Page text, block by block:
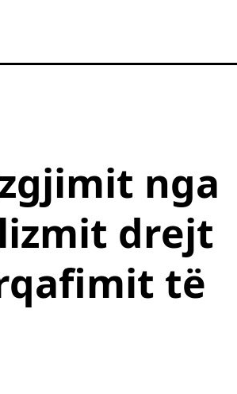
nga
drejt
të